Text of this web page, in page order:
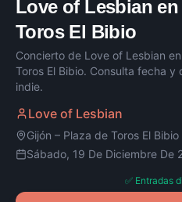
Love of Lesbian en
Toros El Bibio
Concierto de Love of Lesbian en
Toros El Bibio. Consulta fecha y
indie.
Love of Lesbian
Gijón – Plaza de Toros El Bibio
Sábado, 19 De Diciembre De
✅ Entradas